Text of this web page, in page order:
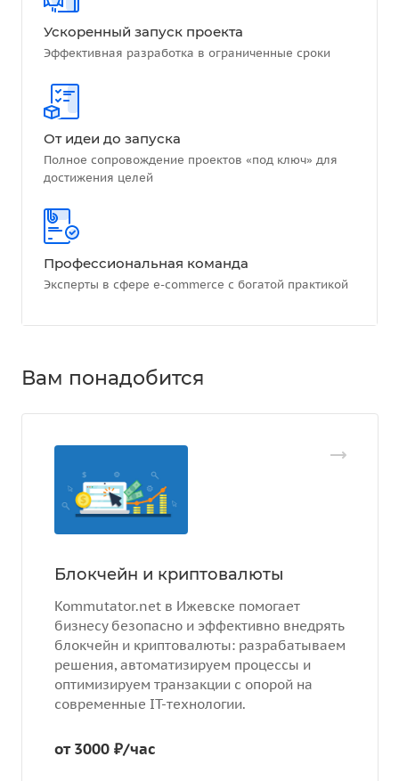
Ускоренный запуск проекта
Эффективная разработка в ограниченные сроки
От идеи до запуска
Полное сопровождение проектов «под ключ» для
достижения целей
Профессиональная команда
Эксперты в сфере e-commerce с богатой практикой
Вам понадобится
Блокчейн и криптовалюты
Kommutator.net в Ижевске помогает
бизнесу безопасно и эффективно внедрять
блокчейн и криптовалюты: разрабатываем
решения, автоматизируем процессы и
оптимизируем транзакции с опорой на
современные IT-технологии.
от 3000 ₽/час